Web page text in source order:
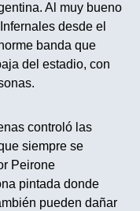
Al muy bueno
desde el
banda que
del estadio, con
controló las
siempre se
Peirone
pintada donde
pueden dañar